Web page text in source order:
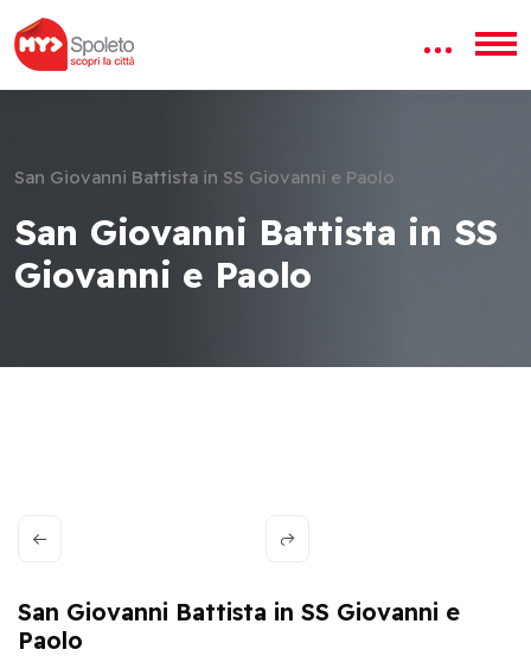
San Giovanni Battista in SS Giovanni e Paolo
San Giovanni Battista in SS
Giovanni e Paolo
San Giovanni Battista in SS Giovanni e
Paolo